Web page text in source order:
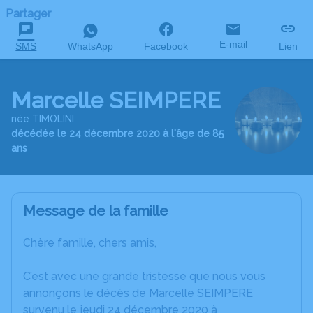
Partager
SMS WhatsApp Facebook E-mail Lien
Marcelle SEIMPERE
née TIMOLINI
décédée le 24 décembre 2020 à l'âge de 85
ans
Message de la famille
Chère famille, chers amis,
C’est avec une grande tristesse que nous vous
annonçons le décès de Marcelle SEIMPERE
survenu le jeudi 24 décembre 2020 à